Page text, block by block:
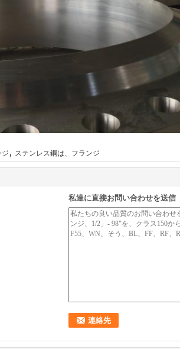
ジ , ステンレス鋼は、フランジ
私達に直接お問い合わせを送信